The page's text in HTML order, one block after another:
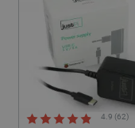
4.9 (62)